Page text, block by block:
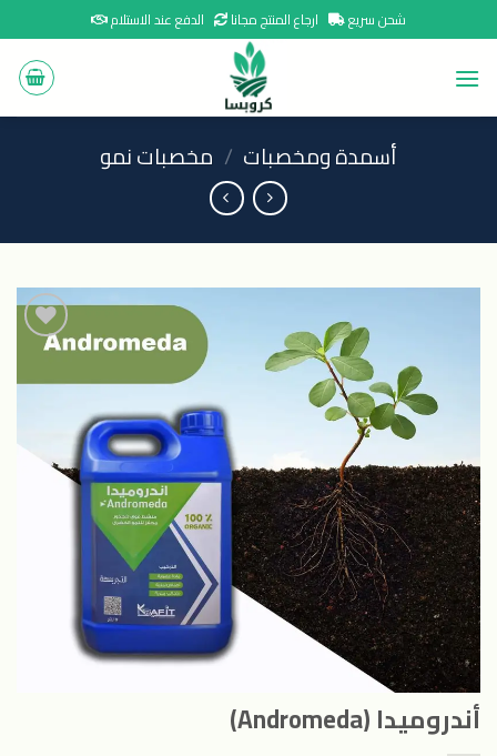
to
content
شحن سريع ارجاع المنتج مجانا الدفع عند الاستلام
أسمدة ومخصبات / مخصبات نمو
المفضلة
أندروميدا (Andromeda)